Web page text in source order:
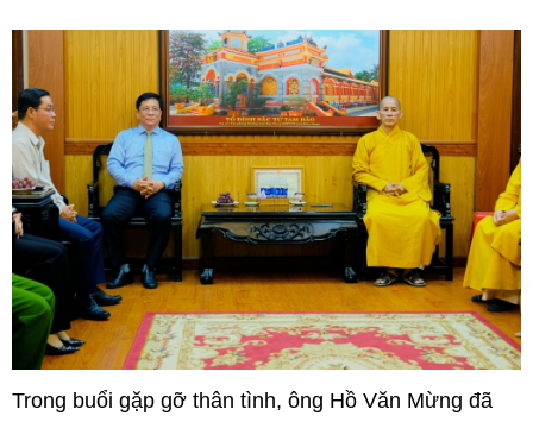
Trong buổi gặp gỡ thân tình, ông Hồ Văn Mừng đã